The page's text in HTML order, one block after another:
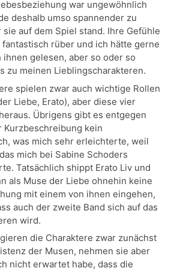
war ungewöhnlich
deshalb umso spannender zu
auf dem Spiel stand. Ihre Gefühle
rüber und ich hätte gerne
ihnen gelesen, aber so oder so
zu meinen Lieblingscharakteren.
spielen zwar auch wichtige Rollen
Liebe, Erato), aber diese vier
Übrigens gibt es entgegen
kein
was mich sehr erleichterte, weil
mich bei Sabine Schoders
Tatsächlich shippt Erato Liv und
als Muse der Liebe ohnehin keine
mit einem von ihnen eingehen,
auch der zweite Band sich auf das
wird.
die Charaktere zwar zunächst
der Musen, nehmen sie aber
nicht erwartet habe, dass die